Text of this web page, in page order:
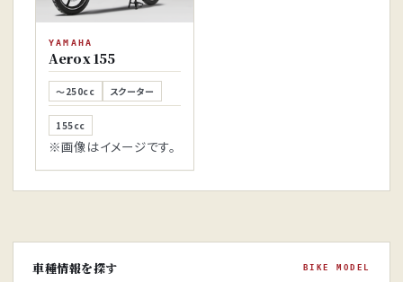
YAMAHA
Aerox 155
～250cc スクーター
155cc
※画像はイメージです。
車種情報を探す BIKE MODEL